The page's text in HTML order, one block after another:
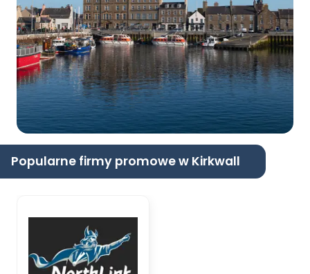
Popularne firmy promowe w Kirkwall